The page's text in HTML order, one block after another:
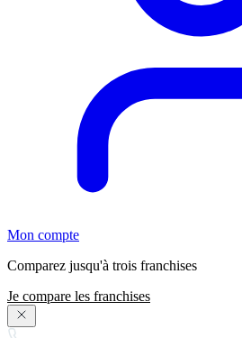
Mon compte
Comparez jusqu'à trois franchises
Je compare les franchises